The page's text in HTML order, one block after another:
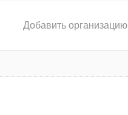
Добавить организацию